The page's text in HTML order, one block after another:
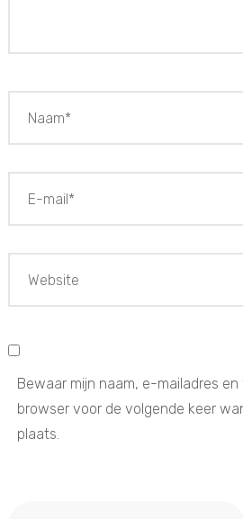
Bewaar mijn naam, e-mailadres
browser voor de volgende keer
plaats.